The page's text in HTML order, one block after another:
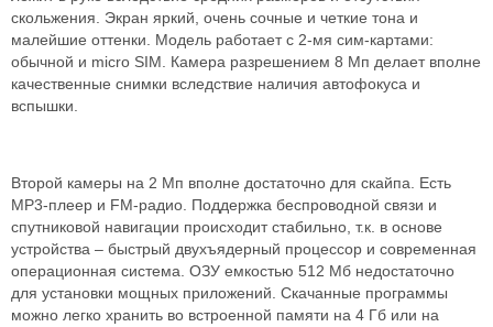
скольжения. Экран яркий, очень сочные и четкие тона и
малейшие оттенки. Модель работает с 2-мя сим-картами:
обычной и micro SIM. Камера разрешением 8 Мп делает вполне
качественные снимки вследствие наличия автофокуса и
вспышки.
Второй камеры на 2 Мп вполне достаточно для скайпа. Есть
MP3-плеер и FM-радио. Поддержка беспроводной связи и
спутниковой навигации происходит стабильно, т.к. в основе
устройства – быстрый двухъядерный процессор и современная
операционная система. ОЗУ емкостью 512 Мб недостаточно
для установки мощных приложений. Скачанные программы
можно легко хранить во встроенной памяти на 4 Гб или на